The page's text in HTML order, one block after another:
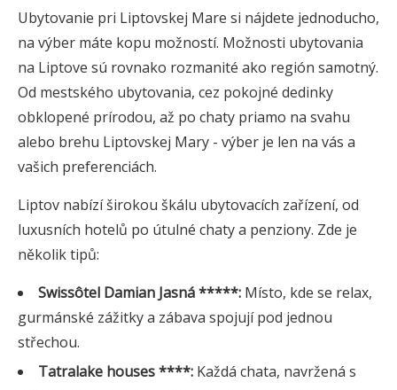
Ubytovanie pri Liptovskej Mare si nájdete jednoducho,
na výber máte kopu možností. Možnosti ubytovania
na Liptove sú rovnako rozmanité ako región samotný.
Od mestského ubytovania, cez pokojné dedinky
obklopené prírodou, až po chaty priamo na svahu
alebo brehu Liptovskej Mary - výber je len na vás a
vašich preferenciách.
Liptov nabízí širokou škálu ubytovacích zařízení, od
luxusních hotelů po útulné chaty a penziony. Zde je
několik tipů:
Swissôtel Damian Jasná *****: Místo, kde se relax,
gurmánské zážitky a zábava spojují pod jednou
střechou.
Tatralake houses ****: Každá chata, navržená s